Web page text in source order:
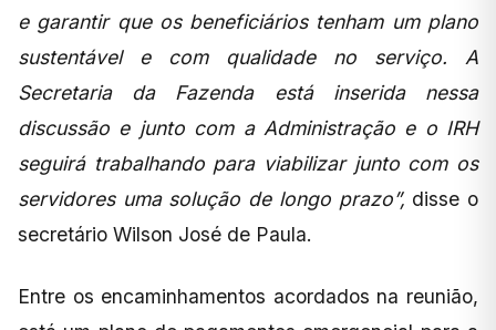
e garantir que os beneficiários tenham um plano
sustentável e com qualidade no serviço. A
Secretaria da Fazenda está inserida nessa
discussão e junto com a Administração e o IRH
seguirá trabalhando para viabilizar junto com os
servidores uma solução de longo prazo”, disse o
secretário Wilson José de Paula.
Entre os encaminhamentos acordados na reunião,